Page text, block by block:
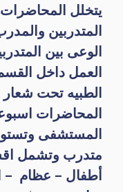
يتخلل
المتدربين
الوعى بين
العمل داخل
الطبيه تحت
المحاضرات
متدرب وتشمل
أطفال – عظام –